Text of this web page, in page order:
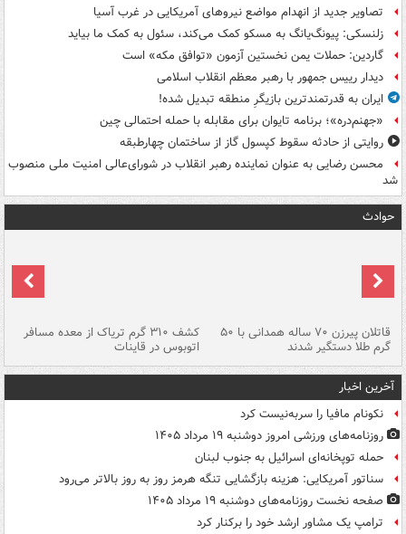
تصاویر جدید از انهدام مواضع نیروهای آمریکایی در غرب آسیا
زلنسکی: پیونگ‌یانگ به مسکو کمک می‌کند، سئول به کمک ما بیاید
گاردین: حملات یمن نخستین آزمون «توافق مکه» است
دیدار رییس جمهور با رهبر معظم انقلاب اسلامی
ایران به قدرتمندترین بازیگرِ منطقه تبدیل شده!
«جهنم‌دره»؛ برنامه تایوان برای مقابله با حمله احتمالی چین
روایتی از حادثه سقوط کپسول گاز از ساختمان چهارطبقه
محسن رضایی به عنوان نماینده رهبر انقلاب در شورای‌عالی امنیت ملی منصوب
شد
حوادث
قاتلان پیرزن ۷۰ ساله همدانی با ۵۰
گرم طلا دستگیر شدند
کشف ۳۱۰ گرم تریاک از معده مسافر
اتوبوس در قاینات
آخرین اخبار
نکونام مافیا را سربه‌نیست کرد
روزنامه‌های ورزشی امروز دوشنبه ۱۹ مرداد ۱۴۰۵
حمله توپخانه‌ای اسرائیل به جنوب لبنان
سناتور آمریکایی: هزینه بازگشایی تنگه هرمز روز به روز بالاتر می‌رود
صفحه نخست روزنامه‌های دوشنبه ۱۹ مرداد ۱۴۰۵
ترامپ یک مشاور ارشد خود را برکنار کرد